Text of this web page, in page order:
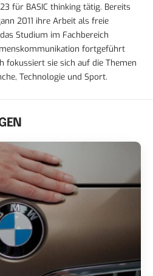
für BASIC thinking tätig. Bereits
2011 ihre Arbeit als freie
Studium im Fachbereich
fortgeführt
fokussiert sie sich auf die Themen
Technologie und Sport.